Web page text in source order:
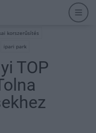
korszerűsítés
ipari park
TOP